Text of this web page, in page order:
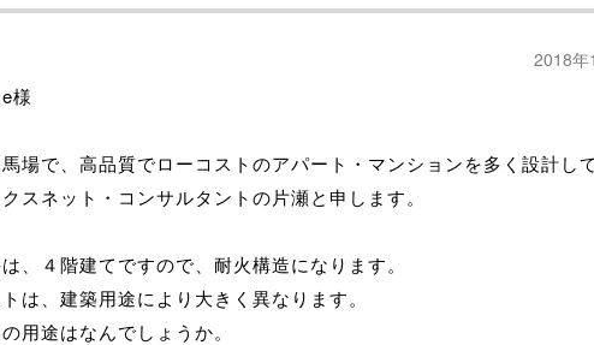
2018年
様
場で、高品質でローコストのアパート・マンションを多く設計し
スネット・コンサルタントの片瀬と申します。
、４階建てですので、耐火構造になります。
は、建築用途により大きく異なります。
用途はなんでしょうか。